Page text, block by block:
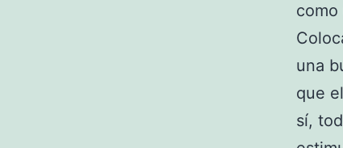
como
una
que
sí,